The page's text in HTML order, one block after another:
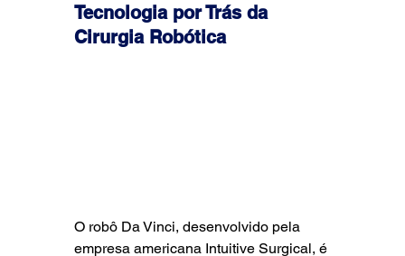
Tecnologia por Trás da
Cirurgia Robótica
O robô Da Vinci, desenvolvido pela
empresa americana Intuitive Surgical, é